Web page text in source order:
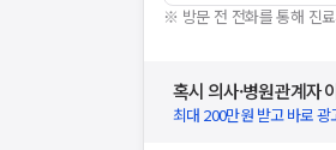
※ 방문 전 전화를 통해 진
혹시 의사·병원관계자
최대 200만원 받고 바로